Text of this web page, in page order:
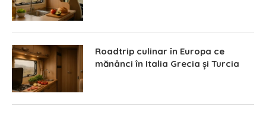
Roadtrip culinar în Europa ce
mănânci în Italia Grecia și Turcia